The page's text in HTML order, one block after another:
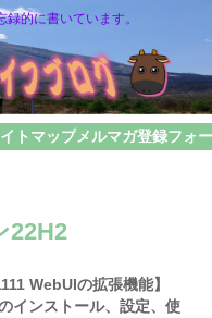
的に書いています。
トマップメルマガ登録フォ
22H2
WebUIの拡張機能】
インストール、設定、使